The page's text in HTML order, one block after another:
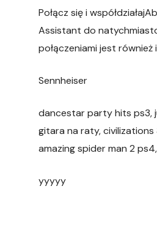
Połącz się i
Assistant do
połączeniami jest
Sennheiser
dancestar party hits ps3,
gitara na raty,
amazing spider man 2
yyyyy